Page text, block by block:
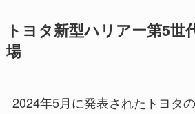
トヨタ新型ハリアー第5世
場
2024年5月に発表されたトヨタ